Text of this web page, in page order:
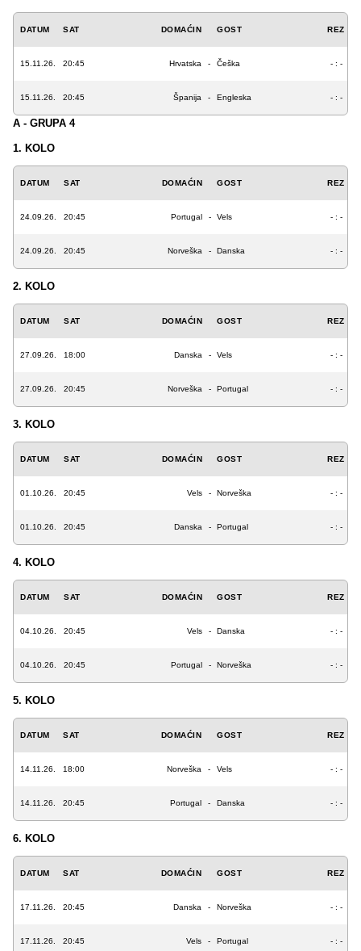
DATUM SAT DOMAĆIN GOST REZ
15.11.26. 20:45 Hrvatska - Češka - : -
15.11.26. 20:45 Španija - Engleska - : -
A - GRUPA 4
1. KOLO
DATUM SAT DOMAĆIN GOST REZ
24.09.26. 20:45 Portugal - Vels - : -
24.09.26. 20:45 Norveška - Danska - : -
2. KOLO
DATUM SAT DOMAĆIN GOST REZ
27.09.26. 18:00 Danska - Vels - : -
27.09.26. 20:45 Norveška - Portugal - : -
3. KOLO
DATUM SAT DOMAĆIN GOST REZ
01.10.26. 20:45 Vels - Norveška - : -
01.10.26. 20:45 Danska - Portugal - : -
4. KOLO
DATUM SAT DOMAĆIN GOST REZ
04.10.26. 20:45 Vels - Danska - : -
04.10.26. 20:45 Portugal - Norveška - : -
5. KOLO
DATUM SAT DOMAĆIN GOST REZ
14.11.26. 18:00 Norveška - Vels - : -
14.11.26. 20:45 Portugal - Danska - : -
6. KOLO
DATUM SAT DOMAĆIN GOST REZ
17.11.26. 20:45 Danska - Norveška - : -
17.11.26. 20:45 Vels - Portugal - : -